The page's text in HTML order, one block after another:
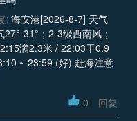
: 海安港[2026-8-7] 天气
31°；2-3级西南风；
满2.3米 / 22:03干0.9
~ 23:59 (好) 赶海注意
0 回复